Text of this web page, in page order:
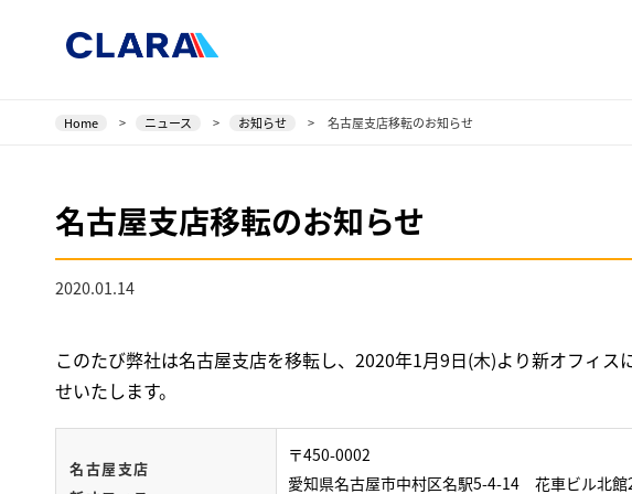
Home > ニュース > お知らせ > 名古屋支店移転のお知らせ
名古屋支店移転のお知らせ
2020.01.14
このたび弊社は名古屋支店を移転し、2020年1月9日(木)より新オフィ
せいたします。
名古屋支店
〒450-0002
愛知県名古屋市中村区名駅5-4-14 花車ビル北館